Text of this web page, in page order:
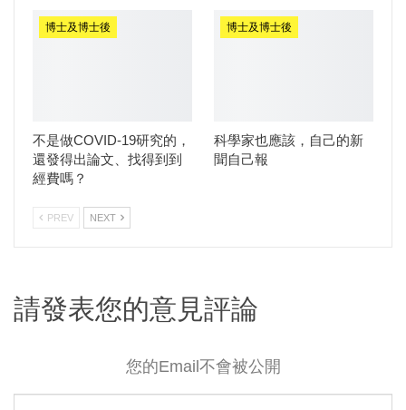
博士及博士後
不是做COVID-19研究的，
還發得出論文、找得到到
經費嗎？
博士及博士後
科學家也應該，自己的新
聞自己報
PREV NEXT
請發表您的意見評論
您的Email不會被公開